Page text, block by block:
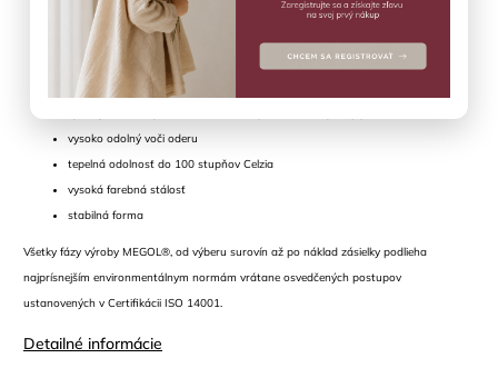
bez obsahu PVC
bez ftalátov
priateľský k pokožke
vysoko odolný voči starnutiu
vysoko odolný voči oderu
tepelná odolnosť do 100 stupňov Celzia
vysoká farebná stálosť
stabilná forma
Všetky fázy výroby MEGOL®, od výberu surovín až po náklad zásielky podlieha
najprísnejším environmentálnym normám vrátane osvedčených postupov
ustanovených v Certifikácii ISO 14001.
Detailné informácie